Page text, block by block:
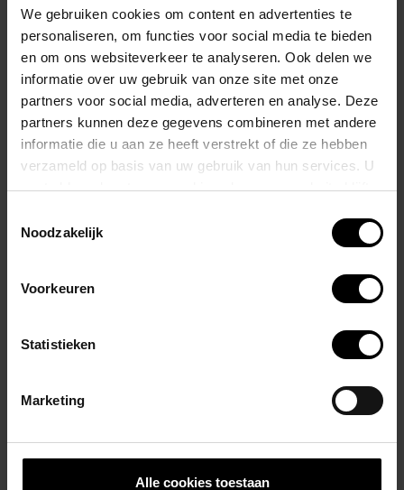
We gebruiken cookies om content en advertenties te
personaliseren, om functies voor social media te bieden
en om ons websiteverkeer te analyseren. Ook delen we
informatie over uw gebruik van onze site met onze
partners voor social media, adverteren en analyse. Deze
partners kunnen deze gegevens combineren met andere
informatie die u aan ze heeft verstrekt of die ze hebben
verzameld op basis van uw gebruik van hun services. U
gaat akkoord met onze cookies als u onze website blijft
Noodzakelijk
Voorkeuren
Statistieken
Marketing
Alle cookies toestaan
De ideale pasvorm zorgt ervoor dat jij je vrij kunt bewegen, terwijl je
look altijd on point blijft.
De voorkant is voorzien van een contrasterende voering die extra
accent legt op jouw mannelijkheid – kies uit Zwart met Blauw voor
een mysterieuze, strakke vibe, Zwart met Wit voor een frisse,
opvallende look, of Zwart met Rood voor een krachtige, verleidelijke
uitstraling.
In de tailleband vind je een gepersonaliseerd trekkoord waarmee je
laat je gegarandeerd een blijvende indruk achter.
Voering: 90% polyester - 10% elastaan
Gerelateerde producten